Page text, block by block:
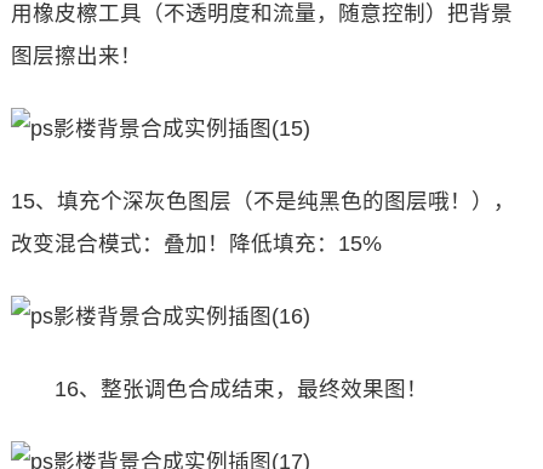
用橡皮檫工具（不透明度和流量，随意控制）把背景
图层擦出来！
15、填充个深灰色图层（不是纯黑色的图层哦！），
改变混合模式：叠加！降低填充：15%
16、整张调色合成结束，最终效果图！